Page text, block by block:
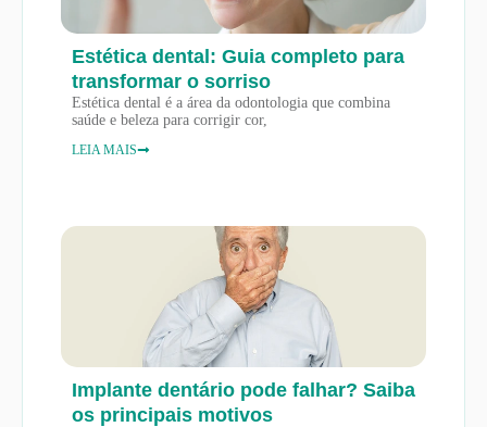
Estética dental: Guia completo para
transformar o sorriso
Estética dental é a área da odontologia que combina
saúde e beleza para corrigir cor,
LEIA MAIS
Implante dentário pode falhar? Saiba
os principais motivos